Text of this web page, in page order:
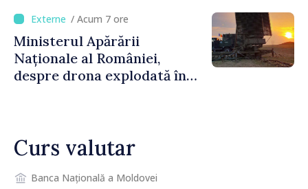
orășenesc a aprobat decizia
finală
/ Acum 7 ore
Ministerul Apărării
Naționale al României,
despre drona explodată în
Curs valutar
Banca Națională a Moldovei